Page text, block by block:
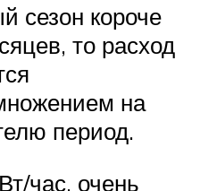
сезон короче
то расход
на
период.
час, очень